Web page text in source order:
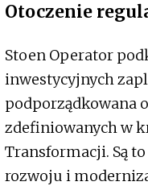
Otoczenie
Stoen Operator
inwestycyjnych
podporządkowana
zdefiniowanych w
Transformacji. Są
rozwoju i